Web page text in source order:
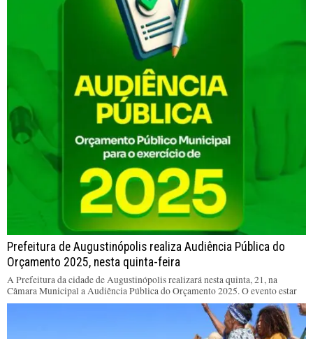
Prefeitura de Augustinópolis realiza Audiência Pública do
Orçamento 2025, nesta quinta-feira
A Prefeitura da cidade de Augustinópolis realizará nesta quinta, 21, na
Câmara Municipal a Audiência Pública do Orçamento 2025. O evento estar